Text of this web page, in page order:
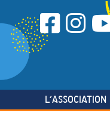
to
content
L’ASSOCIATION